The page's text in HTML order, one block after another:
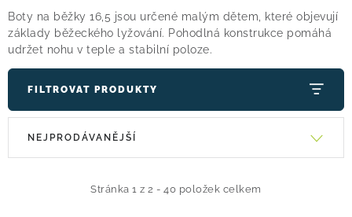
KOLOBĚŽKY
OBLEČENÍ A BOTY
DOPLŇKY
CAMPING
Boty na běžky 16,5 jsou určené malým dětem, které objevují
základy běžeckého lyžování. Pohodlná konstrukce pomáhá
udržet nohu v teple a stabilní poloze.
FILTROVAT PRODUKTY
V
Stránka1 z2 -40 položek celkem
Ř
NEJPRODÁVANĚJŠÍ